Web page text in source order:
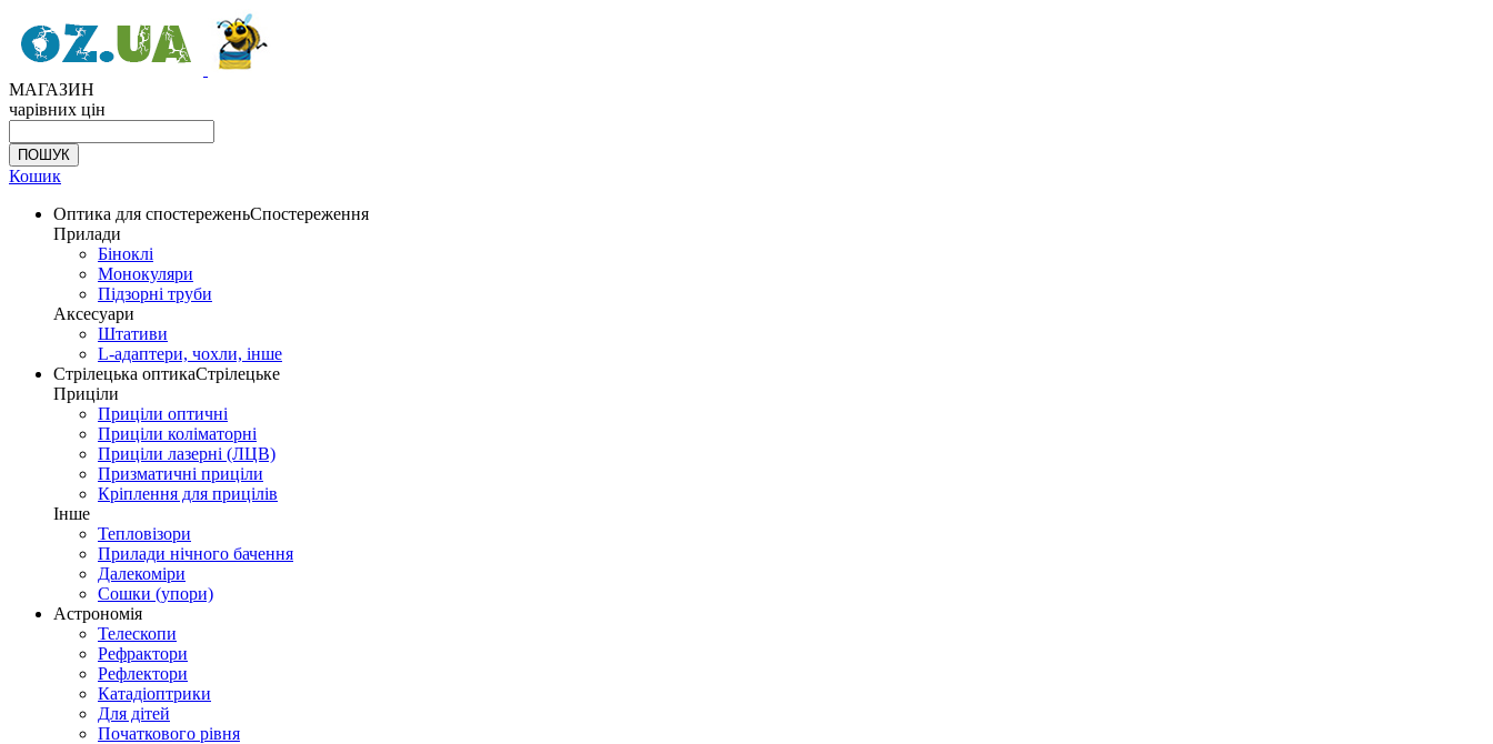
МАГАЗИН
чарівних цін
Кошик
Оптика для спостереженьСпостереження
Прилади
Біноклі
Монокуляри
Підзорні труби
Аксесуари
Штативи
L-адаптери, чохли, інше
Стрілецька оптикаСтрілецьке
Приціли
Приціли оптичні
Приціли коліматорні
Приціли лазерні (ЛЦВ)
Призматичні приціли
Кріплення для прицілів
Інше
Тепловізори
Прилади нічного бачення
Далекоміри
Сошки (упори)
Астрономія
Телескопи
Рефрактори
Рефлектори
Катадіоптрики
Для дітей
Початкового рівня